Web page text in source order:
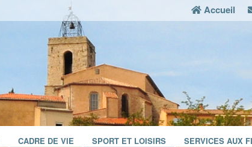
Accueil
CADRE DE VIE SPORT ET LOISIRS SERVICES AUX